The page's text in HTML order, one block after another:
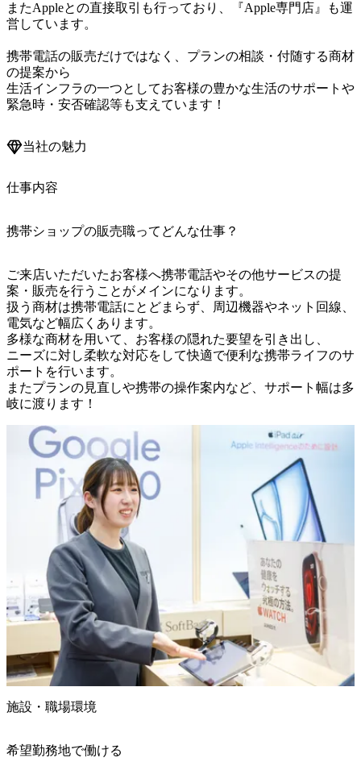
またAppleとの直接取引も行っており、『Apple専門店』も運
営しています。
携帯電話の販売だけではなく、プランの相談・付随する商材
の提案から
生活インフラの一つとしてお客様の豊かな生活のサポートや
緊急時・安否確認等も支えています！
当社の魅力
仕事内容
携帯ショップの販売職ってどんな仕事？
ご来店いただいたお客様へ携帯電話やその他サービスの提
案・販売を行うことがメインになります。
扱う商材は携帯電話にとどまらず、周辺機器やネット回線、
電気など幅広くあります。
多様な商材を用いて、お客様の隠れた要望を引き出し、
ニーズに対し柔軟な対応をして快適で便利な携帯ライフのサ
ポートを行います。
またプランの見直しや携帯の操作案内など、サポート幅は多
岐に渡ります！
施設・職場環境
希望勤務地で働ける